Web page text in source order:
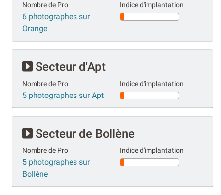
Nombre de Pro
6 photographes sur
Orange
Indice d'implantation
Secteur d'Apt
Nombre de Pro
5 photographes sur Apt
Indice d'implantation
Secteur de Bollène
Nombre de Pro
5 photographes sur
Bollène
Indice d'implantation